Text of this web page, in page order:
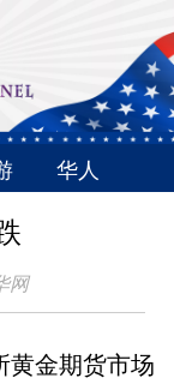
华人
网
金期货市场